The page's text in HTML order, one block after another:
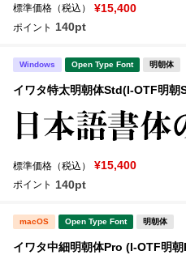
標準価格（税込） ¥15,400
ポイント 140pt
Windows Open Type Font 明朝体
イワタ特太明朝体Std(I-OTF明朝
標準価格（税込） ¥15,400
ポイント 140pt
macOS Open Type Font 明朝体
イワタ中細明朝体Pro (I-OTF明